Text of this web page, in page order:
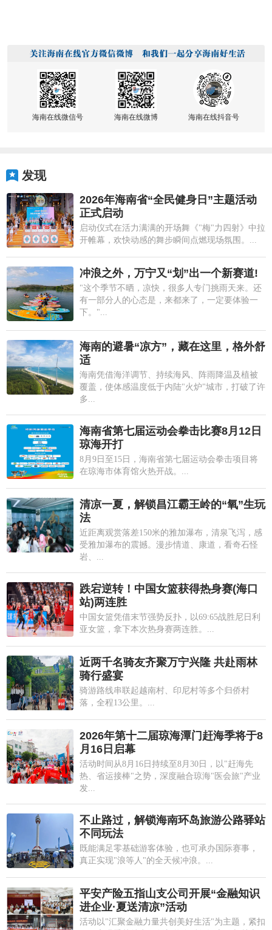
海南在线微信号 海南在线微博 海南在线抖音号
发现
2026年海南省“全民健身日”主题活动
正式启动
启动仪式在活力满满的开场舞《"梅"力四射》中拉
开帷幕，欢快动感的舞步瞬间点燃现场氛围。...
冲浪之外，万宁又“划”出一个新赛道!
"这个季节不晒，凉快，很多人专门挑雨天来。还
有一部分人的心态是，来都来了，一定要体验一
下。"...
海南的避暑“凉方”，藏在这里，格外舒
适
海南凭借海洋调节、持续海风、阵雨降温及植被
覆盖，使体感温度低于内陆"火炉"城市，打破了许
多...
海南省第七届运动会拳击比赛8月12日
琼海开打
8月9日至15日，海南省第七届运动会拳击项目将
在琼海市体育馆火热开战。...
清凉一夏，解锁昌江霸王岭的“氧”生玩
法
近距离观赏落差150米的雅加瀑布，清泉飞泻，感
受雅加瀑布的震撼。漫步情道、康道，看奇石怪
岩、...
跌宕逆转！中国女篮获得热身赛(海口
站)两连胜
中国女篮凭借末节强势反扑，以69:65战胜尼日利
亚女篮，拿下本次热身赛两连胜。...
近两千名骑友齐聚万宁兴隆 共赴雨林
骑行盛宴
骑游路线串联起越南村、印尼村等多个归侨村
落，全程13公里。...
2026年第十二届琼海潭门赶海季将于8
月16日启幕
活动时间从8月16日持续至8月30日，以"赶海先
热、省运接棒"之势，深度融合琼海"医会旅"产业
发...
不止路过，解锁海南环岛旅游公路驿站
不同玩法
既能满足零基础游客体验，也可承办国际赛事，
真正实现"浪等人"的全天候冲浪。...
平安产险五指山支公司开展“金融知识
进企业·夏送清凉”活动
活动以"汇聚金融力量共创美好生活"为主题，紧扣